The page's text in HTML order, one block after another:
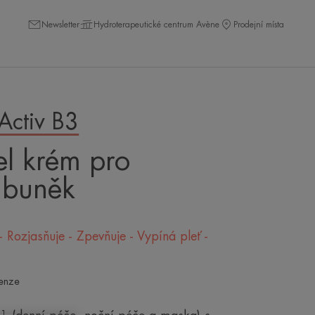
Newsletter Hydroterapeutické centrum Avène Prodejní místa
B3
krém pro
Rozjasňuje - Zpevňuje - Vypíná pleť -